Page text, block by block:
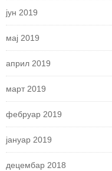
јун 2019
мај 2019
април 2019
март 2019
фебруар 2019
јануар 2019
децембар 2018